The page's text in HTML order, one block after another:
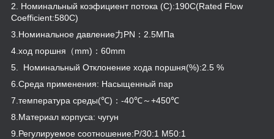
2. Номинальный коэфициент потока (C):190C(Rated Flow
Coefficient:580C)
3.Номинальное давление力PN：2.5МПа
4.ход поршня（mm)：60mm
5. Номинальный Отклонение хода поршня(%):2.5 %
6.Среда применения: Насыщенный пар
7.температура среды(℃)：-40℃～+450℃
8.Материал корпуса: чугун
9.Регулируемое соотношение:P/30:1 M50:1